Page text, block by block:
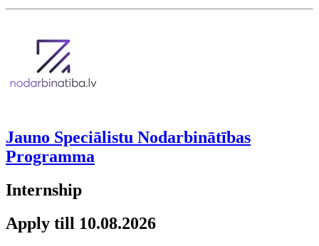
Jauno Speciālistu Nodarbinātības
Programma
Internship
Apply till 10.08.2026